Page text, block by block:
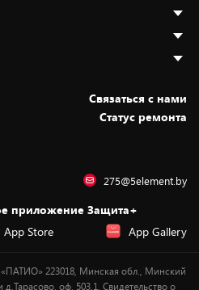
Cвязаться с нами
Статус ремонта
275@5element.by
приложение Защита+
App Store App Gallery
223018, Минская обл., Минский
оф. 503.1. Свидетельство о